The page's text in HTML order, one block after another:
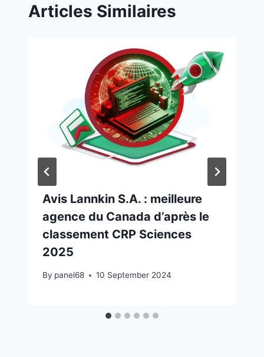
Articles Similaires
Avis Lannkin S.A. : meilleure
agence du Canada d’après le
classement CRP Sciences
2025
By panel68 10 September 2024